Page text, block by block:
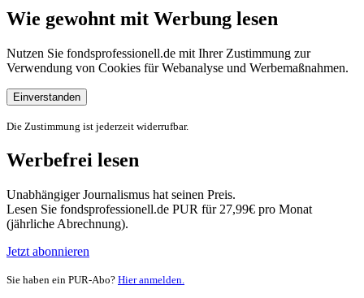
Wie gewohnt mit Werbung lesen
Nutzen Sie fondsprofessionell.de mit Ihrer Zustimmung zur
Verwendung von Cookies für Webanalyse und Werbemaßnahmen.
Einverstanden
Die Zustimmung ist jederzeit widerrufbar.
Werbefrei lesen
Unabhängiger Journalismus hat seinen Preis.
Lesen Sie fondsprofessionell.de PUR für 27,99€ pro Monat
(jährliche Abrechnung).
Jetzt abonnieren
Sie haben ein PUR-Abo? Hier anmelden.